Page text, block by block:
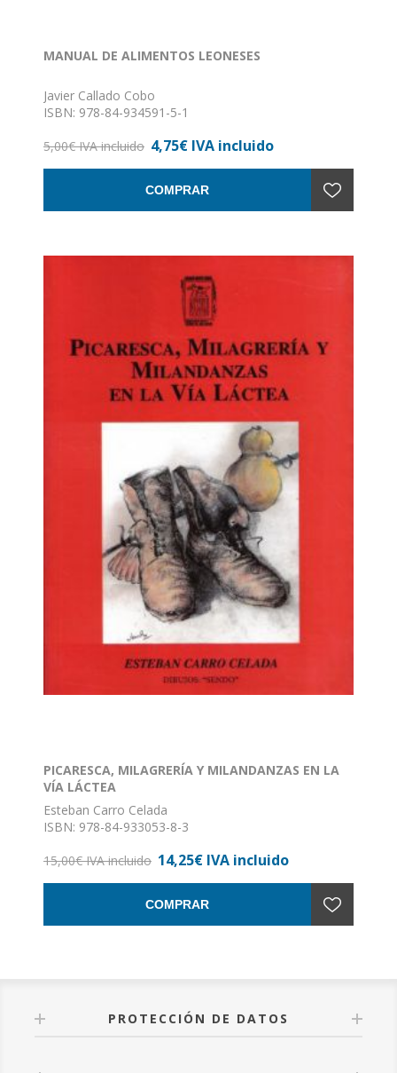
MANUAL DE ALIMENTOS LEONESES
Javier Callado Cobo
ISBN: 978-84-934591-5-1
Nº de páginas: 28
5,00€ IVA incluido 4,75€ IVA incluido
COMPRAR
PICARESCA, MILAGRERÍA Y MILANDANZAS EN LA
VÍA LÁCTEA
Esteban Carro Celada
ISBN: 978-84-933053-8-3
Encuadernación: Rústica
15,00€ IVA incluido 14,25€ IVA incluido
COMPRAR
PROTECCIÓN DE DATOS